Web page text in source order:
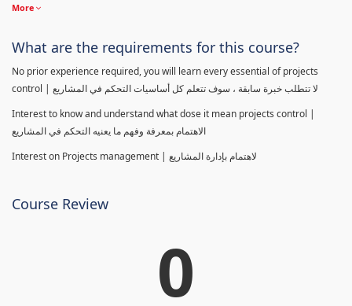
More
What are the requirements for this course?
No prior experience required, you will learn every essential of projects
control | لا تتطلب خبرة سابقة ، سوف تتعلم كل أساسيات التحكم في المشاريع
Interest to know and understand what dose it mean projects control |
الاهتمام بمعرفة وفهم ما يعنيه التحكم في المشاريع
Interest on Projects management | لاهتمام بإدارة المشاريع
Course Review
0